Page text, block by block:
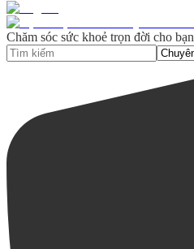
Chăm sóc sức khoẻ trọn đời cho bạn